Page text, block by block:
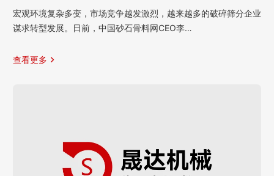
宏观环境复杂多变，市场竞争越发激烈，越来越多的破碎筛分企业
谋求转型发展。日前，中国砂石骨料网CEO李…
查看更多